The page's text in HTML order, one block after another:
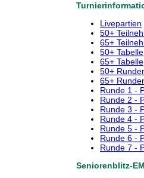
Livepartien
50+
65+
50+ Tabelle
65+ Tabelle
50+
65+
Runde 1 -
Runde 2 -
Runde 3 -
Runde 4 -
Runde 5 -
Runde 6 -
Runde 7 -
Seniorenblitz-EM